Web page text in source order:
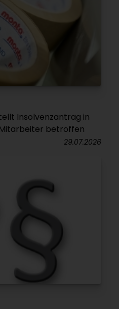
Insolvenzantrag in
betroffen
29.07.2026